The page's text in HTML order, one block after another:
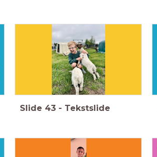
Slide 43 - Tekstslide